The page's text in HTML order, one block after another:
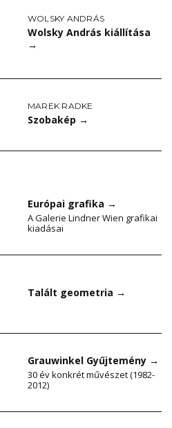
WOLSKY ANDRÁS
Wolsky András kiállítása
→
MAREK RADKE
Szobakép →
Európai grafika →
A Galerie Lindner Wien grafikai
kiadásai
Talált geometria →
Grauwinkel Gyűjtemény →
30 év konkrét művészet (1982-
2012)